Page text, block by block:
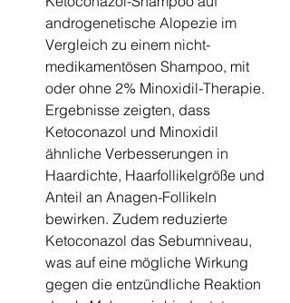
androgenetische Alopezie im
Vergleich zu einem nicht-
medikamentösen Shampoo, mit
oder ohne 2% Minoxidil-Therapie.
Ergebnisse zeigten, dass
Ketoconazol und Minoxidil
ähnliche Verbesserungen in
Haardichte, Haarfollikelgröße und
Anteil an Anagen-Follikeln
bewirken. Zudem reduzierte
Ketoconazol das Sebumniveau,
was auf eine mögliche Wirkung
gegen die entzündliche Reaktion